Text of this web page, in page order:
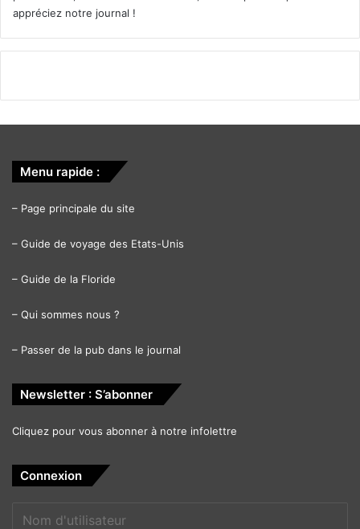
appréciez notre journal !
Menu rapide :
– Page principale du site
– Guide de voyage des Etats-Unis
– Guide de la Floride
– Qui sommes nous ?
– Passer de la pub dans le journal
Newsletter : S’abonner
Cliquez pour vous abonner à notre infolettre
Connexion